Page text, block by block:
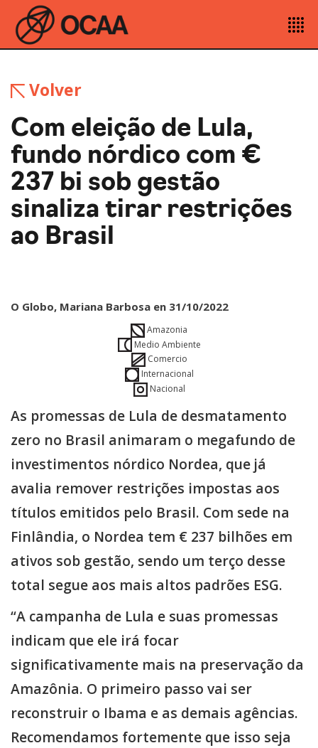
Volver
Com eleição de Lula,
fundo nórdico com €
237 bi sob gestão
sinaliza tirar restrições
ao Brasil
O Globo, Mariana Barbosa en 31/10/2022
Amazonia
Medio Ambiente
Comercio
Internacional
Nacional
As promessas de Lula de desmatamento
zero no Brasil animaram o megafundo de
investimentos nórdico Nordea, que já
avalia remover restrições impostas aos
títulos emitidos pelo Brasil. Com sede na
Finlândia, o Nordea tem € 237 bilhões em
ativos sob gestão, sendo um terço desse
total segue aos mais altos padrões ESG.
“A campanha de Lula e suas promessas
indicam que ele irá focar
significativamente mais na preservação da
Amazônia. O primeiro passo vai ser
reconstruir o Ibama e as demais agências.
Recomendamos fortemente que isso seja